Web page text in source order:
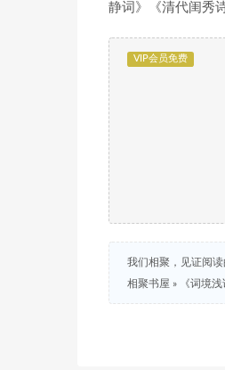
静词》《清代闺秀
VIP会员免费
我们相聚，见证阅读
相聚书屋 » 《词境浅